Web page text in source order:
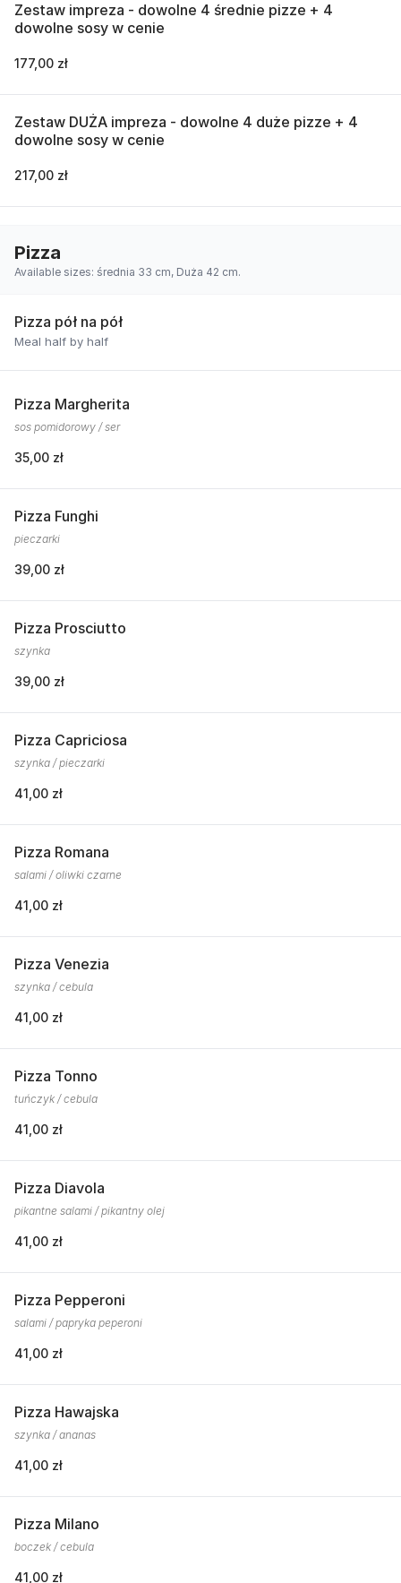
Zestaw impreza - dowolne 4 średnie pizze + 4
dowolne sosy w cenie
177,00 zł
Zestaw DUŻA impreza - dowolne 4 duże pizze + 4
dowolne sosy w cenie
217,00 zł
Pizza
Available sizes: średnia 33 cm, Duża 42 cm.
Pizza pół na pół
Meal half by half
Pizza Margherita
sos pomidorowy / ser
35,00 zł
Pizza Funghi
pieczarki
39,00 zł
Pizza Prosciutto
szynka
39,00 zł
Pizza Capriciosa
szynka / pieczarki
41,00 zł
Pizza Romana
salami / oliwki czarne
41,00 zł
Pizza Venezia
szynka / cebula
41,00 zł
Pizza Tonno
tuńczyk / cebula
41,00 zł
Pizza Diavola
pikantne salami / pikantny olej
41,00 zł
Pizza Pepperoni
salami / papryka peperoni
41,00 zł
Pizza Hawajska
szynka / ananas
41,00 zł
Pizza Milano
boczek / cebula
41,00 zł